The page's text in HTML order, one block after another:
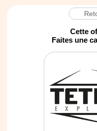
Cette
Faites une